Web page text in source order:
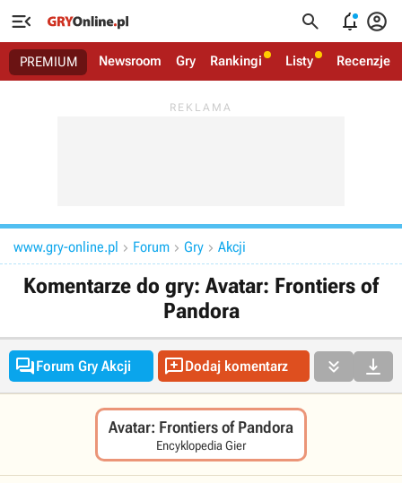
   
PREMIUM Newsroom Gry Rankingi Listy Recenzje
www.gry-online.pl  Forum  Gry  Akcji
Komentarze do gry: Avatar: Frontiers of
Pandora
Forum Gry Akcji Dodaj komentarz  
Avatar: Frontiers of Pandora
Encyklopedia Gier